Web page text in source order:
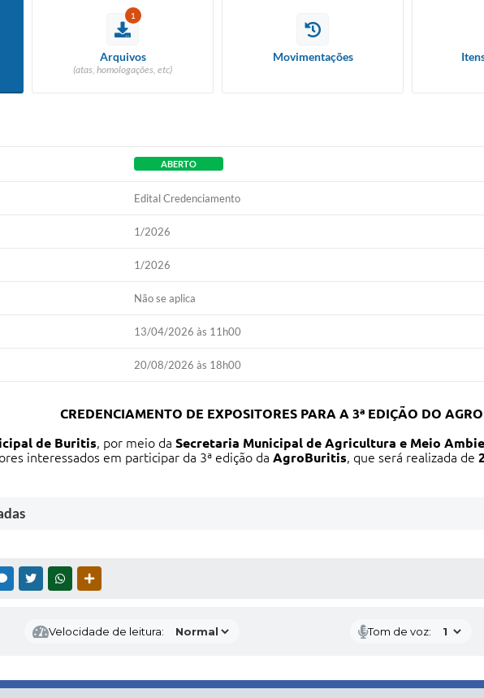
1
Arquivos
(atas, homologações, etc)
Movimentações
ABERTO
Edital Credenciamento
1/2026
1/2026
Não se aplica
13/04/2026 às 11h00
20/08/2026 às 18h00
CREDENCIAMENTO DE EXPOSITORES PARA A 3ª EDIÇÃO DO
de Buritis, por meio da Secretaria Municipal de Agricultura e Meio
interessados em participar da 3ª edição da AgroBuritis, que será realizada de
MESSENGER
TWITTERWHATSAPP
Velocidade de leitura: Tom de voz: